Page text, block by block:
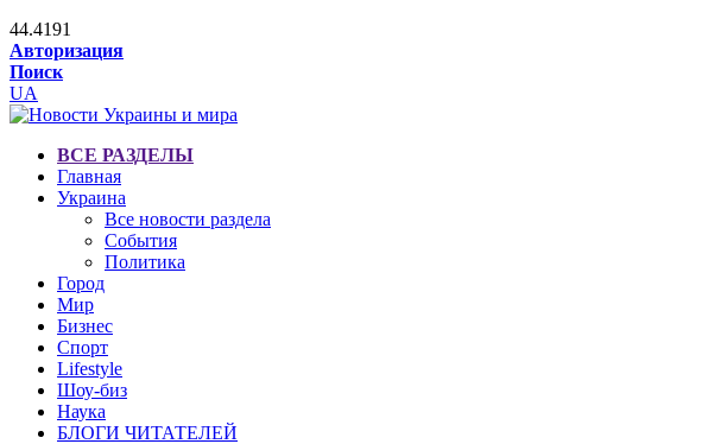
44.4191
Авторизация
Поиск
UA
ВСЕ РАЗДЕЛЫ
Главная
Украина
Все новости раздела
События
Политика
Город
Мир
Бизнес
Спорт
Lifestyle
Шоу-биз
Наука
БЛОГИ ЧИТАТЕЛЕЙ